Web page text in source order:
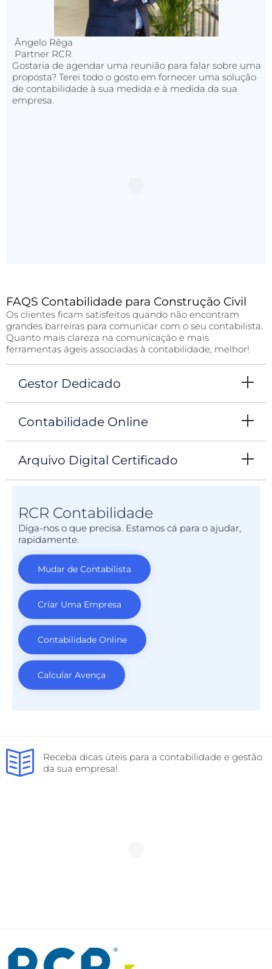
Ângelo Rêga
Partner RCR
Gostaria de agendar uma reunião para falar sobre uma
proposta? Terei todo o gosto em fornecer uma solução
de contabilidade à sua medida e à medida da sua
empresa.
FAQS Contabilidade para Construção Civil
Os clientes ficam satisfeitos quando não encontram
grandes barreiras para comunicar com o seu contabilista.
Quanto mais clareza na comunicação e mais
ferramentas ágeis associadas à contabilidade, melhor!
Gestor Dedicado
Contabilidade Online
Arquivo Digital Certificado
RCR Contabilidade
Diga-nos o que precisa. Estamos cá para o ajudar,
rapidamente.
Mudar de Contabilista
Criar Uma Empresa
Contabilidade Online
Calcular Avença
Receba dicas úteis para a contabilidade e gestão
da sua empresa!